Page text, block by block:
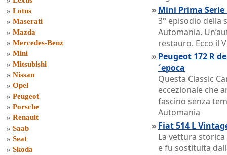
» Lotus
» Maserati
» Mazda
» Mercedes-Benz
» Mini
» Mitsubishi
» Nissan
» Opel
» Peugeot
» Porsche
» Renault
» Saab
» Seat
» Skoda
» Mini Prima
3° episodio della
Automania.
restauro. Ecco il
» Peugeot 172 R
´epoca
Questa Classic
eccezionale che
fascino senza
Automania
» Fiat 514 L
La vettura
e fu sostituita